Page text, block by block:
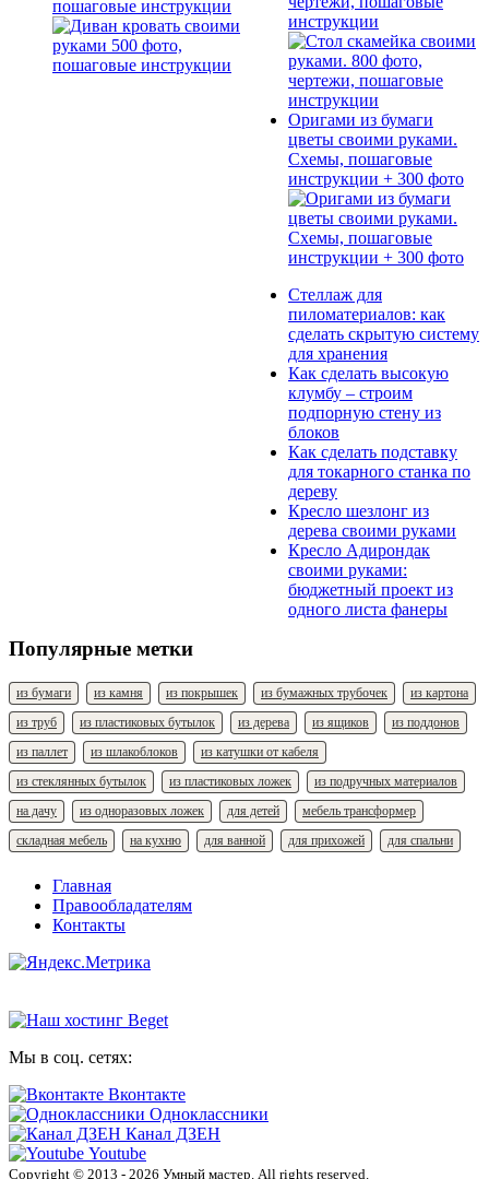
пошаговые инструкции
инструкции
Оригами из бумаги
цветы своими руками.
Схемы, пошаговые
инструкции + 300 фото
Стеллаж для
пиломатериалов: как
сделать скрытую систему
для хранения
Как сделать высокую
клумбу – строим
подпорную стену из
блоков
Как сделать подставку
для токарного станка по
дереву
Кресло шезлонг из
дерева своими руками
Кресло Адирондак
своими руками:
бюджетный проект из
одного листа фанеры
Популярные метки
из бумаги из камня из покрышек из бумажных трубочек
из картона
из труб
из пластиковых бутылок из дерева из ящиков
из поддонов
из паллет
из шлакоблоков
из катушки от кабеля
из стеклянных бутылок
из пластиковых ложек
из подручных материалов
на дачу
из одноразовых ложек для детей
мебель трансформер
складная мебель
на кухню для ванной для прихожей для спальни
Главная
Правообладателям
Контакты
Мы в соц. сетях:
Вконтакте
Одноклассники
Канал ДЗЕН
Youtube
Copyright © 2013 - 2026 Умный мастер. All rights reserved.